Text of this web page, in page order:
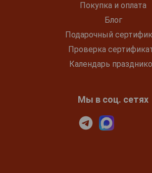
Покупка и оплата
Блог
Подарочный
Проверка
Календарь
Мы в соц. сетях